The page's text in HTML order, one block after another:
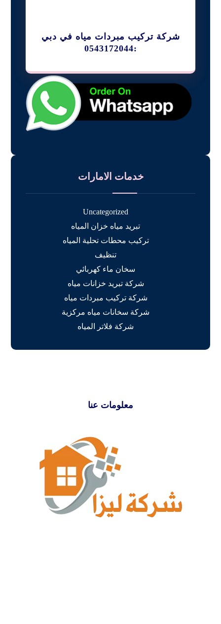
شركة تركيب مبردات مياه في دبي
:0543172044
خدمات الامارات
Uncategorized
تبريد مياه خزان المياه
تركيب محطات تحلية المياه
تنظيف
سخان ماء كهربائي
شركة تبريد خزانات مياه
شركة تركيب مبردات مياه
شركة سخانات مياه مركزية
شركة فلاتر المياه
معلومات عنا